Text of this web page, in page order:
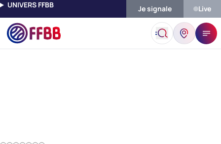
UNIVERS FFBB Je signale Live
Accueil Pratiques Vivre Ensemble